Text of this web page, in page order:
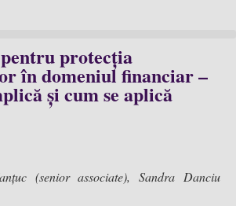
protecția
în domeniul financiar –
și cum se aplică
(senior associate), Sandra Danciu